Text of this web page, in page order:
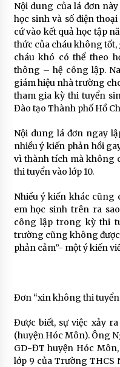
Nội dung của lá đơn
học sinh và số điện
cứ vào kết quả học tập
thức của cháu không
cháu khó có thể theo
thông – hệ công lập.
giám hiệu nhà trường
tham gia kỳ thi tuyển
Đào tạo Thành phố Hồ
Nội dung lá đơn ngay
nhiều ý kiến phản hồi
vì thành tích mà không
thi tuyển vào lớp 10.
Nhiều ý kiến khác cũng
em học sinh trên ra
công lập trong kỳ thi
trường cũng không được
phản cảm”- một ý kiến
Đơn “xin không thi tuyển
Được biết, sự việc xảy
(huyện Hóc Môn). Ông
GD-ĐT huyện Hóc
lớp 9 của Trường THCS